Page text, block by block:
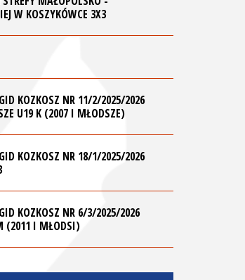
W KOSZYKÓWCE 3X3
KOZKOSZ NR 11/2/2025/2026
U19 K (2007 I MŁODSZE)
KOZKOSZ NR 18/1/2025/2026
KOZKOSZ NR 6/3/2025/2026
(2011 I MŁODSI)